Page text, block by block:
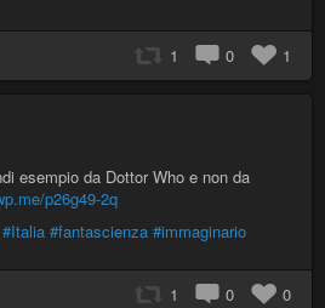
1 0 1
esempio da Dottor Who e non da
p26g49-2q
#Italia #fantascienza #immaginario
1 0 0